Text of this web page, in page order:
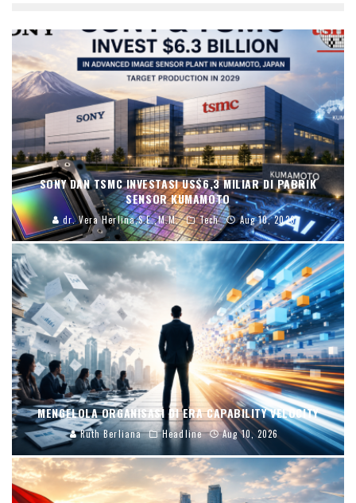
SONY DAN TSMC INVESTASI US$6,3 MILIAR DI PABRIK
SENSOR KUMAMOTO
dr. Vera Herlina,S.E.,M.M. Tech Aug 10, 2026
MENGELOLA ORGANISASI DI ERA CAPABILITY VELOCITY
Ruth Berliana Headline Aug 10, 2026